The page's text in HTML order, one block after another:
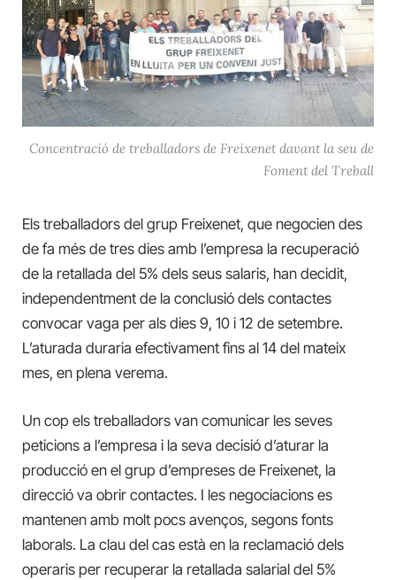
Concentració de treballadors de Freixenet davant la seu de
Foment del Treball
Els treballadors del grup Freixenet, que negocien des
de fa més de tres dies amb l’empresa la recuperació
de la retallada del 5% dels seus salaris, han decidit,
independentment de la conclusió dels contactes
convocar vaga per als dies 9, 10 i 12 de setembre.
L’aturada duraria efectivament fins al 14 del mateix
mes, en plena verema.
Un cop els treballadors van comunicar les seves
peticions a l’empresa i la seva decisió d’aturar la
producció en el grup d’empreses de Freixenet, la
direcció va obrir contactes. I les negociacions es
mantenen amb molt pocs avenços, segons fonts
laborals. La clau del cas està en la reclamació dels
operaris per recuperar la retallada salarial del 5%